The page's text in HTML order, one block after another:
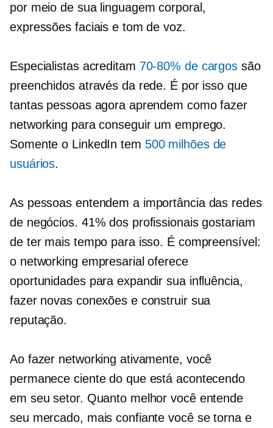
por meio de sua linguagem corporal,
expressões faciais e tom de voz.
Especialistas acreditam 70-80% de cargos são
preenchidos através da rede. É por isso que
tantas pessoas agora aprendem como fazer
networking para conseguir um emprego.
Somente o LinkedIn tem 500 milhões de
usuários.
As pessoas entendem a importância das redes
de negócios. 41% dos profissionais gostariam
de ter mais tempo para isso. É compreensível:
o networking empresarial oferece
oportunidades para expandir sua influência,
fazer novas conexões e construir sua
reputação.
Ao fazer networking ativamente, você
permanece ciente do que está acontecendo
em seu setor. Quanto melhor você entende
seu mercado, mais confiante você se torna e